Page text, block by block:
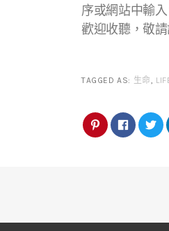
序或網站中輸入
歡迎收聽，敬
TAGGED AS: 生命